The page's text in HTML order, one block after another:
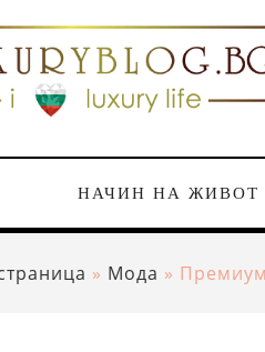
НАЧИН НА ЖИВОТ
» Мода »